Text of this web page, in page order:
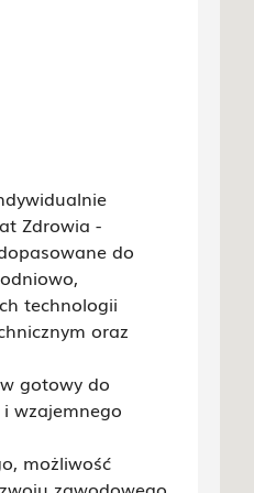
Zdrowia -
do
technologii
oraz
gotowy do
wzajemnego
możliwość